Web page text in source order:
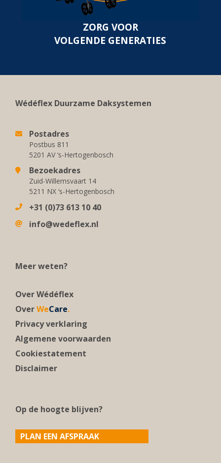
ZORG VOOR
VOLGENDE GENERATIES
Wédéflex Duurzame Daksystemen
Postadres
Postbus 811
5201 AV ‘s-Hertogenbosch
Bezoekadres
Zuid-Willemsvaart 14
5211 NX ‘s-Hertogenbosch
+31 (0)73 613 10 40
info@wedeflex.nl
Meer weten?
Over Wédéflex
OverWeCare.
Privacy verklaring
Algemene voorwaarden
Cookiestatement
Disclaimer
Op de hoogte blijven?
PLAN EEN AFSPRAAK